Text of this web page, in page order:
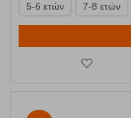
5-6 ετών
7-8 ετών